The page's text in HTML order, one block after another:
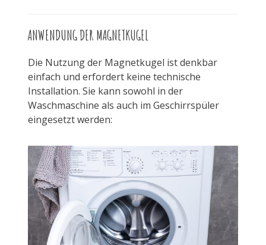
ANWENDUNG DER MAGNETKUGEL
Die Nutzung der Magnetkugel ist denkbar
einfach und erfordert keine technische
Installation. Sie kann sowohl in der
Waschmaschine als auch im Geschirrspüler
eingesetzt werden: